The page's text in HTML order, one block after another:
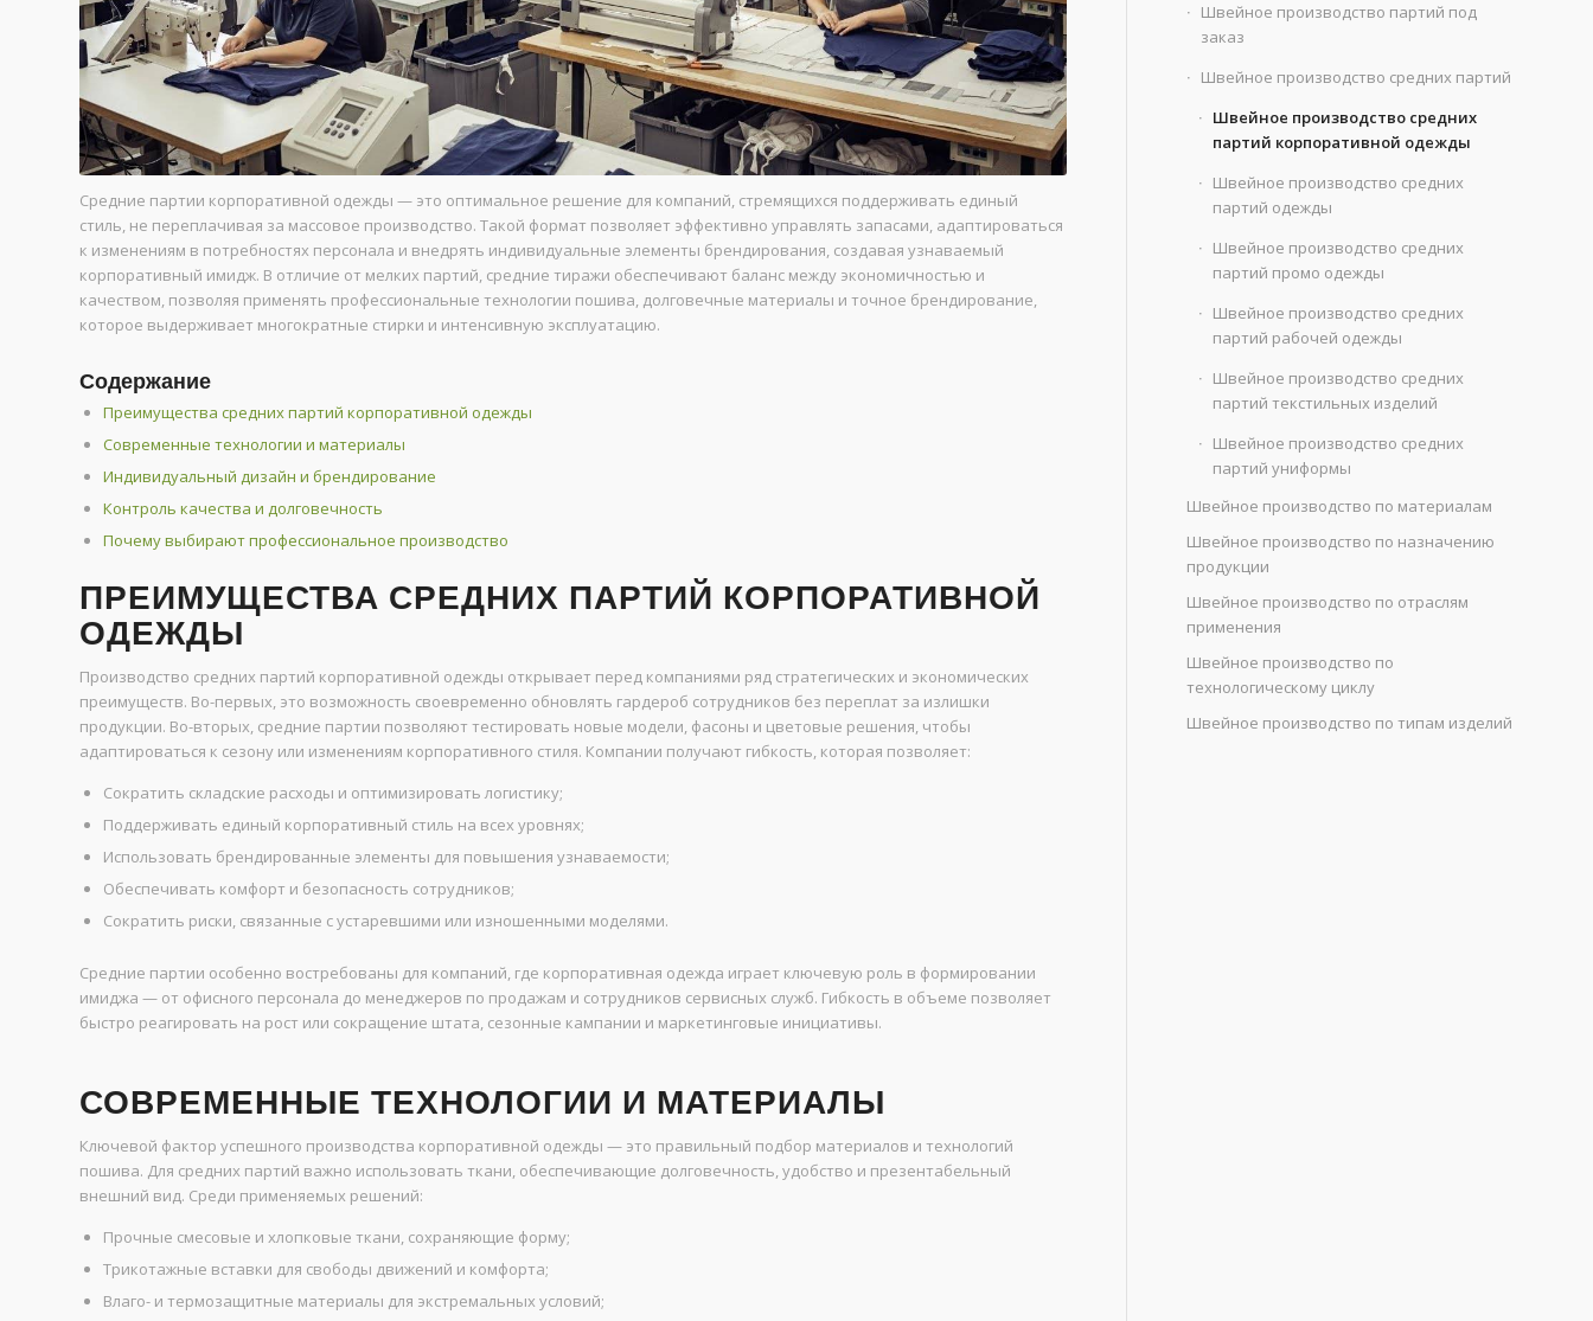
Средние партии корпоративной одежды — это оптимальное решение для компаний, стремящихся поддерживать единый
стиль, не переплачивая за массовое производство. Такой формат позволяет эффективно управлять запасами, адаптироваться
к изменениям в потребностях персонала и внедрять индивидуальные элементы брендирования, создавая узнаваемый
корпоративный имидж. В отличие от мелких партий, средние тиражи обеспечивают баланс между экономичностью и
качеством, позволяя применять профессиональные технологии пошива, долговечные материалы и точное брендирование,
которое выдерживает многократные стирки и интенсивную эксплуатацию.
Содержание
Преимущества средних партий корпоративной одежды
Современные технологии и материалы
Индивидуальный дизайн и брендирование
Контроль качества и долговечность
Почему выбирают профессиональное производство
ПРЕИМУЩЕСТВА СРЕДНИХ ПАРТИЙ КОРПОРАТИВНОЙ
ОДЕЖДЫ
Производство средних партий корпоративной одежды открывает перед компаниями ряд стратегических и экономических
преимуществ. Во-первых, это возможность своевременно обновлять гардероб сотрудников без переплат за излишки
продукции. Во-вторых, средние партии позволяют тестировать новые модели, фасоны и цветовые решения, чтобы
адаптироваться к сезону или изменениям корпоративного стиля. Компании получают гибкость, которая позволяет:
Сократить складские расходы и оптимизировать логистику;
Поддерживать единый корпоративный стиль на всех уровнях;
Использовать брендированные элементы для повышения узнаваемости;
Обеспечивать комфорт и безопасность сотрудников;
Сократить риски, связанные с устаревшими или изношенными моделями.
Средние партии особенно востребованы для компаний, где корпоративная одежда играет ключевую роль в формировании
имиджа — от офисного персонала до менеджеров по продажам и сотрудников сервисных служб. Гибкость в объеме позволяет
быстро реагировать на рост или сокращение штата, сезонные кампании и маркетинговые инициативы.
СОВРЕМЕННЫЕ ТЕХНОЛОГИИ И МАТЕРИАЛЫ
Ключевой фактор успешного производства корпоративной одежды — это правильный подбор материалов и технологий
пошива. Для средних партий важно использовать ткани, обеспечивающие долговечность, удобство и презентабельный
внешний вид. Среди применяемых решений:
Прочные смесовые и хлопковые ткани, сохраняющие форму;
Трикотажные вставки для свободы движений и комфорта;
Влаго- и термозащитные материалы для экстремальных условий;
Швейное производство партий под
заказ
Швейное производство средних партий
Швейное производство средних
партий корпоративной одежды
Швейное производство средних
партий одежды
Швейное производство средних
партий промо одежды
Швейное производство средних
партий рабочей одежды
Швейное производство средних
партий текстильных изделий
Швейное производство средних
партий униформы
Швейное производство по материалам
Швейное производство по назначению
продукции
Швейное производство по отраслям
применения
Швейное производство по
технологическому циклу
Швейное производство по типам изделий